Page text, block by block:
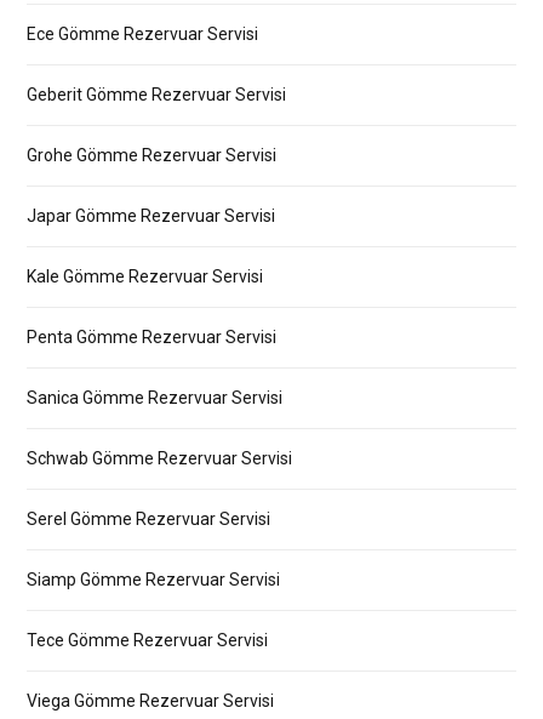
Ece Gömme Rezervuar Servisi
Geberit Gömme Rezervuar Servisi
Grohe Gömme Rezervuar Servisi
Japar Gömme Rezervuar Servisi
Kale Gömme Rezervuar Servisi
Penta Gömme Rezervuar Servisi
Sanica Gömme Rezervuar Servisi
Schwab Gömme Rezervuar Servisi
Serel Gömme Rezervuar Servisi
Siamp Gömme Rezervuar Servisi
Tece Gömme Rezervuar Servisi
Viega Gömme Rezervuar Servisi